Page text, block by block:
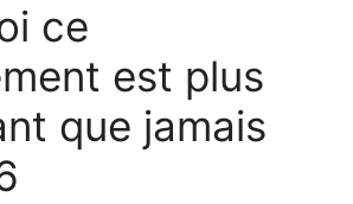
ce
est plus
que jamais